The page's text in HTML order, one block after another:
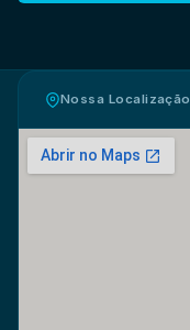
Nossa Localização